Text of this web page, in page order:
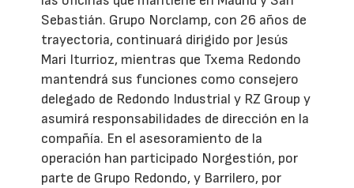
Sebastián. Grupo Norclamp, con 26 años de
trayectoria, continuará dirigido por Jesús
Mari Iturrioz, mientras que Txema Redondo
mantendrá sus funciones como consejero
delegado de Redondo Industrial y RZ Group y
asumirá responsabilidades de dirección en la
compañía. En el asesoramiento de la
operación han participado Norgestión, por
parte de Grupo Redondo, y Barrilero, por